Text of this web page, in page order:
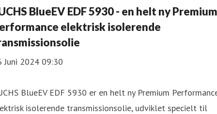
BlueEV EDF 5930 - en helt ny Premium
elektrisk isolerende
Juni 2024 09:30
BlueEV EDF 5930 er en helt ny Premium
isolerende transmissionsolie, udviklet specielt til